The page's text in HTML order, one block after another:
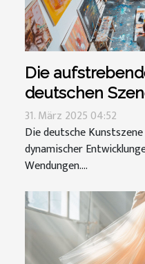
Die
deutschen
Entdeckungen
31. März 2025 04:52
Die deutsche
dynamischer
Wendungen....